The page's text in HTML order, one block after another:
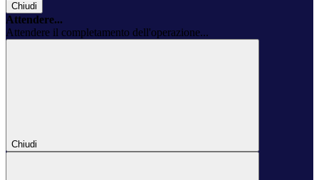
Chiudi
Attendere...
Attendere il completamento dell'operazione...
Chiudi